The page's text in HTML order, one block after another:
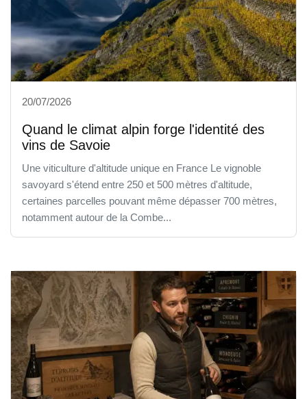
20/07/2026
Quand le climat alpin forge l'identité des
vins de Savoie
Une viticulture d'altitude unique en France Le vignoble
savoyard s'étend entre 250 et 500 mètres d'altitude,
certaines parcelles pouvant même dépasser 700 mètres,
notamment autour de la Combe...